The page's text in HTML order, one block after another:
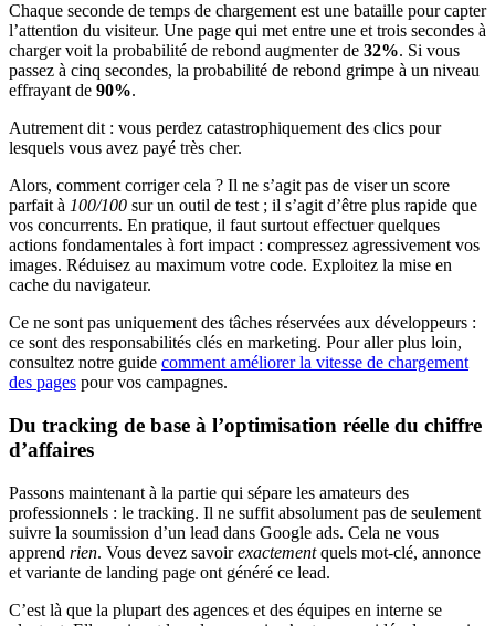
Chaque seconde de temps de chargement est une bataille pour capter
l’attention du visiteur. Une page qui met entre une et trois secondes à
charger voit la probabilité de rebond augmenter de 32%. Si vous
passez à cinq secondes, la probabilité de rebond grimpe à un niveau
effrayant de 90%.
Autrement dit : vous perdez catastrophiquement des clics pour
lesquels vous avez payé très cher.
Alors, comment corriger cela ? Il ne s’agit pas de viser un score
parfait à 100/100 sur un outil de test ; il s’agit d’être plus rapide que
vos concurrents. En pratique, il faut surtout effectuer quelques
actions fondamentales à fort impact : compressez agressivement vos
images. Réduisez au maximum votre code. Exploitez la mise en
cache du navigateur.
Ce ne sont pas uniquement des tâches réservées aux développeurs :
ce sont des responsabilités clés en marketing. Pour aller plus loin,
consultez notre guide comment améliorer la vitesse de chargement
des pages pour vos campagnes.
Du tracking de base à l’optimisation réelle du chiffre
d’affaires
Passons maintenant à la partie qui sépare les amateurs des
professionnels : le tracking. Il ne suffit absolument pas de seulement
suivre la soumission d’un lead dans Google ads. Cela ne vous
apprend rien. Vous devez savoirexactementquels mot-clé, annonce
et variante de landing page ont généré ce lead.
C’est là que la plupart des agences et des équipes en interne se